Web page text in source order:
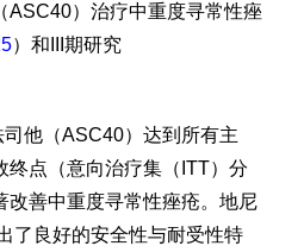
ASC40）治疗中重度寻常性痤
）和III期研究
他（ASC40）达到所有主
终点（意向治疗集（ITT）分
改善中重度寻常性痤疮。地尼
了良好的安全性与耐受性特